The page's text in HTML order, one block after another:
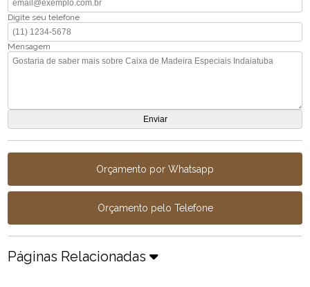
Digite seu telefone
Mensagem
Orçamento por Whatsapp
Orçamento pelo Telefone
Páginas Relacionadas